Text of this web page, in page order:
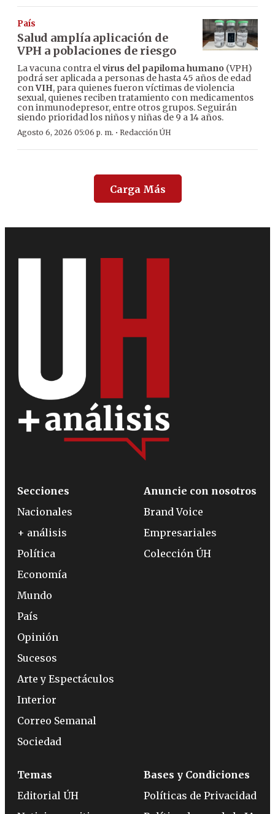
País
Salud amplía aplicación de
VPH a poblaciones de riesgo
La vacuna contra elvirus del papiloma humano (VPH)
podrá ser aplicada a personas de hasta 45 años de edad
conVIH, para quienes fueron víctimas de violencia
sexual, quienes reciben tratamiento con medicamentos
con inmunodepresor, entre otros grupos. Seguirán
siendo prioridad los niños y niñas de 9 a 14 años.
Agosto 6, 2026 05:06 p. m. · Redacción ÚH
Carga Más
Secciones
Nacionales
+ análisis
Política
Economía
Mundo
País
Opinión
Sucesos
Arte y Espectáculos
Interior
Correo Semanal
Sociedad
Anuncie con nosotros
Brand Voice
Empresariales
Colección ÚH
Temas
Editorial ÚH
Bases y Condiciones
Políticas de Privacidad